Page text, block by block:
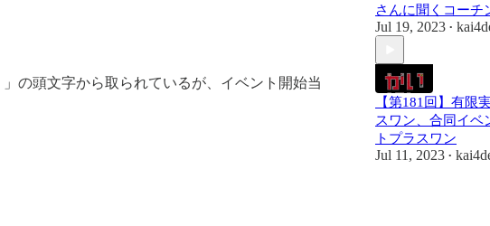
の頭文字から取られているが、イベント開始当
さんに聞くコーチ
Jul 19, 2023 •
【第181回】有限
スワン、合同イベ
トプラスワン
Jul 11, 2023 •